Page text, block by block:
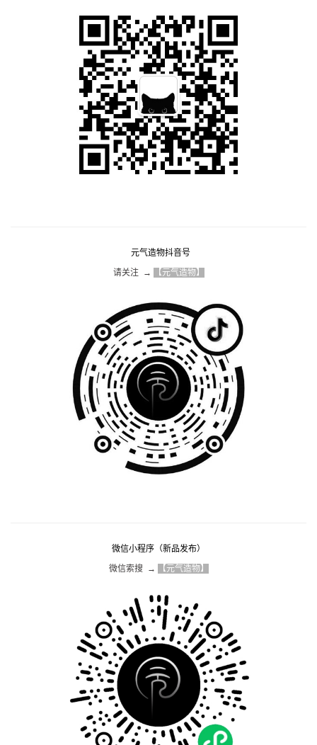
元气造物抖音号
请关注  → 【元气造物】
微信小程序（新品发布）
微信索搜  → 【元气造物】